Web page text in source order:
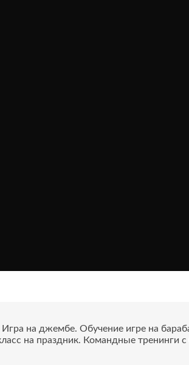
на джембе. Обучение игре на
на праздник. Командные тренинги